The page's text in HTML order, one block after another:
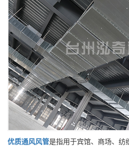
优质通风风管是指用于宾馆、商场、纺